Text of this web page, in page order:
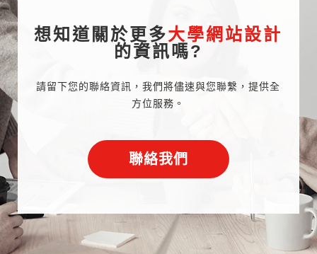
想知道關於更多大學網站設計
的資訊嗎?
請留下您的聯絡資訊，我們將儘速與您聯繫，提供全
方位服務。
聯絡我們